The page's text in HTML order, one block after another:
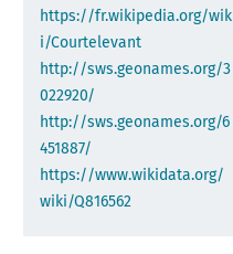
https://fr.wikipedia.org/wik
i/Courtelevant
http://sws.geonames.org/3
022920/
http://sws.geonames.org/6
451887/
https://www.wikidata.org/
wiki/Q816562